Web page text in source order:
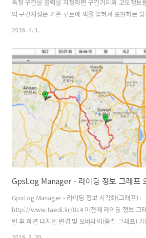
특정 구간을 블럭을 지정하면 구간거리와 고도정보
의 구간지정은 기존 루트에 색을 입혀서 표현하는
에서 받아오는 것과 가민엣지가 측정한 데이터가 다
는 가민엣지에서 생성된 데이터이다. 보통
면 GPX 파일안에 로그가 2,500 ~ 5,000건 정도가
와 거리에 따라 로그 건수는 달라진다. 또 그 이상도
에 루트를 그릴 때는 로그의 모든 데이터를 이용하
는 절반 정도를 이용하는데 이유는 그래프를 그릴
2016. 4. 1.
GpsLog Manager - 라이딩 정보 그래프
GpsLog Manager - 라이딩 정보 시각화(그래프) :
http://www.taedi.kr/814 이전에 라이딩 정보 그
린 후 화면 다지인 변경 및 오버레이(중첩 그래프)
은 디자인 변경이 사용자 측면에서 불편함이 있겠으